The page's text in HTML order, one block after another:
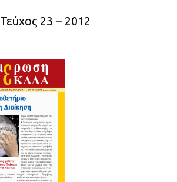
Τεύχος 23 – 2012